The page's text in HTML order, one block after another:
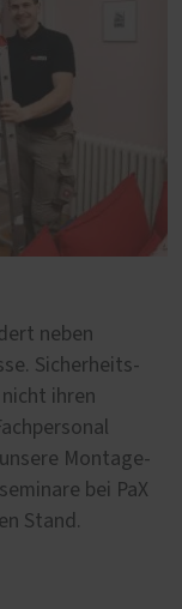
neben
Sicherheits-
ihren
Montage-
bei PaX
Stand.